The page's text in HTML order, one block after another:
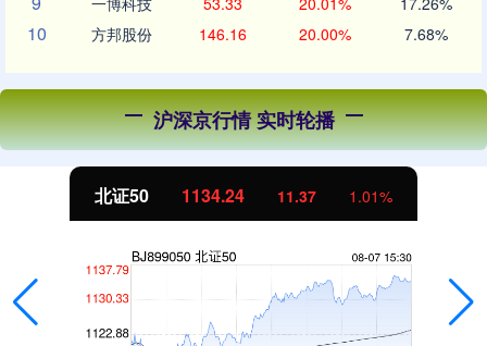
10 方邦股份 146.16 20.00% 7.68%
沪深京行情 实时轮播
北证50 1134.24 11.37 1.01%